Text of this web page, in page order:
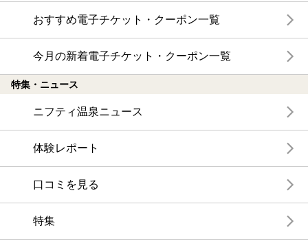
おすすめ電子チケット・クーポン一覧
今月の新着電子チケット・クーポン一覧
特集・ニュース
ニフティ温泉ニュース
体験レポート
口コミを見る
特集